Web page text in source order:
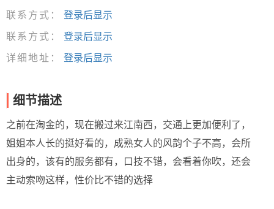
联系方式：
登录后显示
联系方式：
登录后显示
详细地址：
登录后显示
细节描述
之前在淘金的，现在搬过来江南西，交通上更加便利了，
姐姐本人长的挺好看的，成熟女人的风韵个子不高，会所
出身的，该有的服务都有，口技不错，会看着你吹，还会
主动索吻这样，性价比不错的选择